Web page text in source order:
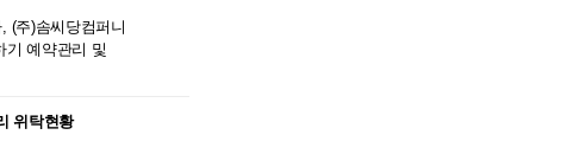
(주)솜씨당컴퍼니
기 예약관리 및
위탁현황